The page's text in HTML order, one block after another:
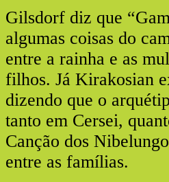
Gilsdorf diz que
algumas coisas do
entre a rainha e as
filhos. Já Kirakosian
dizendo que o
tanto em Cersei,
Canção dos
entre as famílias.